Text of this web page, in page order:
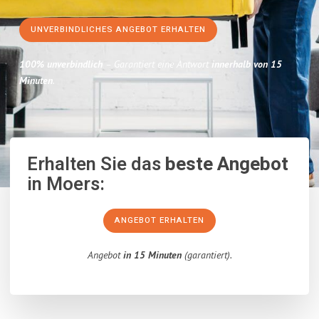
UNVERBINDLICHES ANGEBOT ERHALTEN
100% unverbindlich – Garantiert eine Antwort innerhalb von 15
Minuten.
Erhalten Sie dasbeste Angebot
in Moers:
ANGEBOT ERHALTEN
Angebotin 15 Minuten(garantiert).